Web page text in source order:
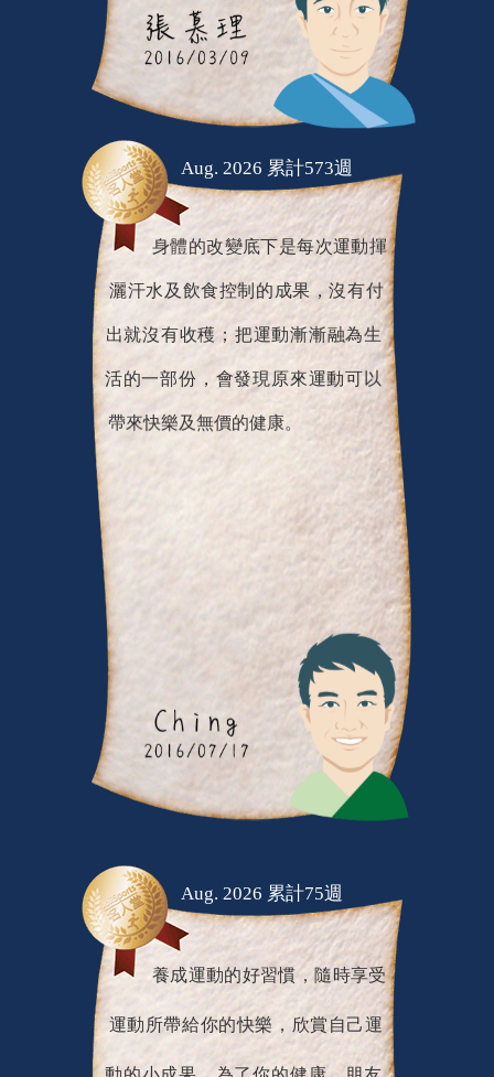
Aug. 2026 累計573週
身體的改變底下是每次運動揮
灑汗水及飲食控制的成果，沒有付
出就沒有收穫；把運動漸漸融為生
活的一部份，會發現原來運動可以
帶來快樂及無價的健康。
養成運動的好習慣，隨時享受
運動所帶給你的快樂，欣賞自己運
動的小成果。為了你的健康，朋友